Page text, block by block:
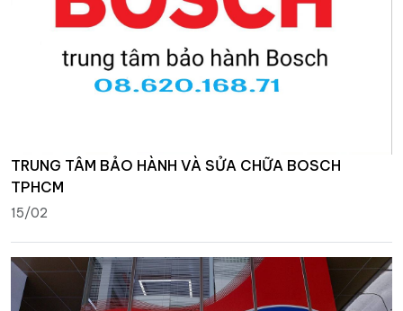
TRUNG TÂM BẢO HÀNH VÀ SỬA CHỮA BOSCH
TPHCM
15/02